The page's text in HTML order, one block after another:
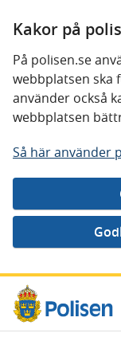
Kakor på
På polisen.se
webbplatsen ska
använder också
webbplatsen
Så här använder
Gå direkt till